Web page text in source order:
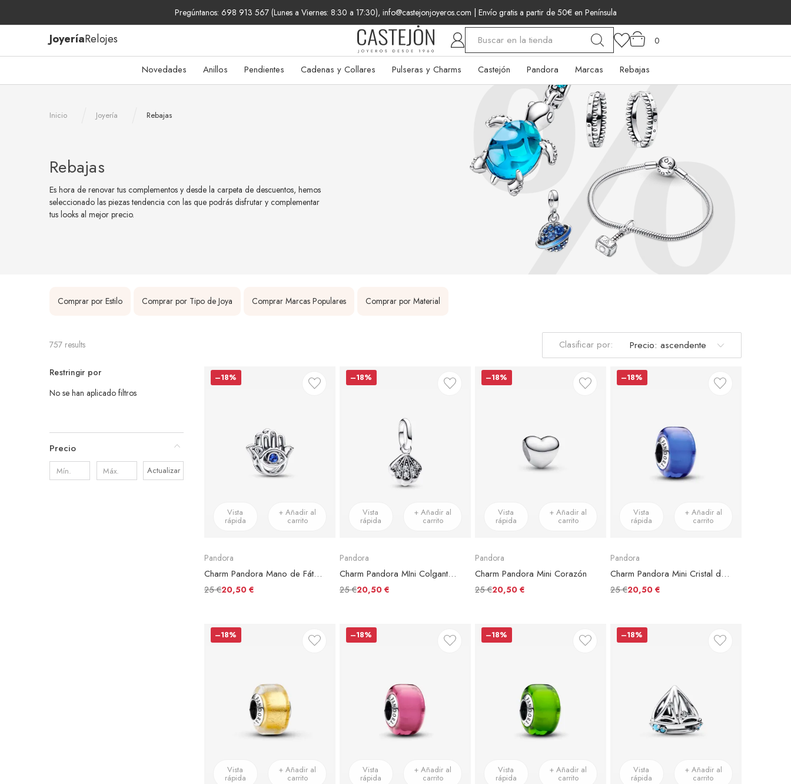
Pregúntanos: 698 913 567 (Lunes a Viernes: 8:30 a 17:30), info@castejonjoyeros.com | Envío gratis a partir de 50€ en Península
JoyeríaRelojes 0
Novedades Anillos Pendientes Cadenas y Collares Pulseras y Charms Castejón Pandora Marcas Rebajas
Inicio Joyería Rebajas
Rebajas
Es hora de renovar tus complementos y desde la carpeta de descuentos, hemos
seleccionado las piezas tendencia con las que podrás disfrutar y complementar
tus looks al mejor precio.
Comprar por Estilo Comprar por Tipo de Joya Comprar Marcas Populares Comprar por Material
757 results Clasificar por:
Restringir por
No se han aplicado filtros
Precio
Actualizar
–18%
Vista
rápida
+ Añadir al
carrito
Pandora
Charm Pandora Mano de Fátima
25 €20,50 €
–18%
Vista
rápida
+ Añadir al
carrito
Pandora
Charm Pandora MIni Colgante Concha Brillante
25 €20,50 €
–18%
Vista
rápida
+ Añadir al
carrito
Pandora
Charm Pandora Mini Corazón
25 €20,50 €
–18%
Vista
rápida
+ Añadir al
carrito
Pandora
Charm Pandora Mini Cristal de Murano Azul
25 €20,50 €
–18%
Vista
rápida
+ Añadir al
carrito
–18%
Vista
rápida
+ Añadir al
carrito
–18%
Vista
rápida
+ Añadir al
carrito
–18%
Vista
rápida
+ Añadir al
carrito